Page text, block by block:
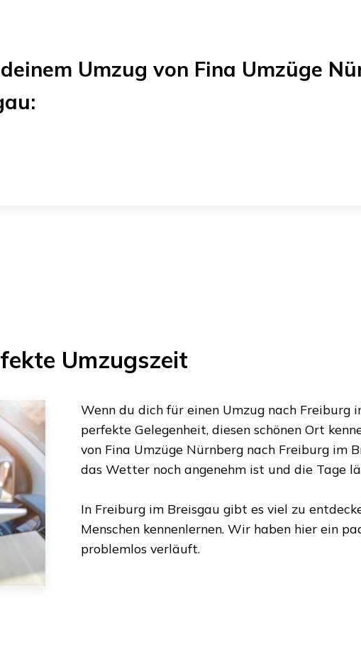
Umzug von Fina Umzüge
:
Umzugszeit
Wenn du dich für einen Umzug nach Freiburg
perfekte Gelegenheit, diesen schönen Ort
von Fina Umzüge Nürnbergnach Freiburg im
das Wetter noch angenehm ist und die Tage
In Freiburg im Breisgau gibt es viel zu
Menschen kennenlernen. Wir haben hier ein
problemlos verläuft.